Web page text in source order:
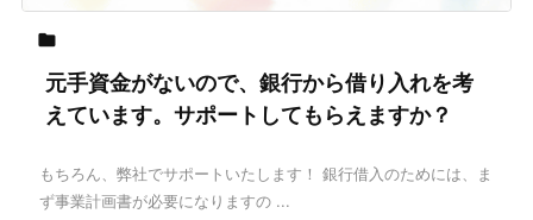

元手資金がないので、銀行から借り入れを考
えています。サポートしてもらえますか？
もちろん、弊社でサポートいたします！ 銀行借入のためには、ま
ず事業計画書が必要になりますの ...